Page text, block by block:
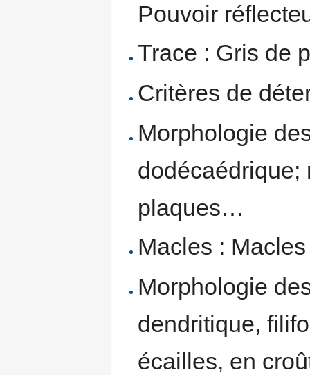
Pouvoir
Trace : Gris de
Critères de
Morphologie
dodécaédrique;
plaques…
Macles :
Morphologie
dendritique,
écailles, en